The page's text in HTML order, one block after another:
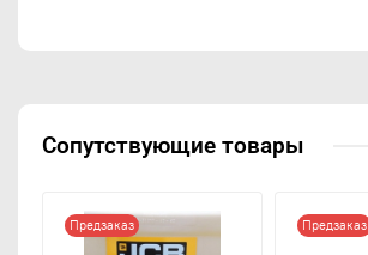
Сопутствующие товары
Предзаказ Предзаказ